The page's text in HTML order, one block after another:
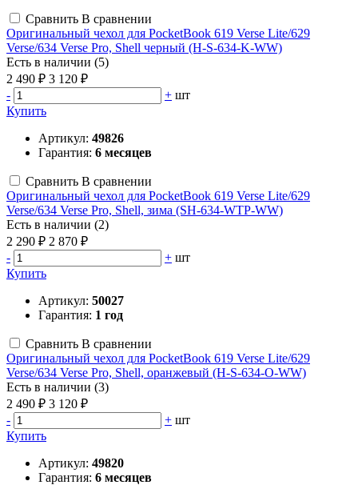
Сравнить В сравнении
Оригинальный чехол для PocketBook 619 Verse Lite/629
Verse/634 Verse Pro, Shell черный (H-S-634-K-WW)
Есть в наличии (5)
2 490 ₽ 3 120 ₽
-
+ шт
Купить
Артикул: 49826
Гарантия: 6 месяцев
Сравнить В сравнении
Оригинальный чехол для PocketBook 619 Verse Lite/629
Verse/634 Verse Pro, Shell, зима (SH-634-WTP-WW)
Есть в наличии (2)
2 290 ₽ 2 870 ₽
-
+ шт
Купить
Артикул: 50027
Гарантия: 1 год
Сравнить В сравнении
Оригинальный чехол для PocketBook 619 Verse Lite/629
Verse/634 Verse Pro, Shell, оранжевый (H-S-634-O-WW)
Есть в наличии (3)
2 490 ₽ 3 120 ₽
-
+ шт
Купить
Артикул: 49820
Гарантия: 6 месяцев